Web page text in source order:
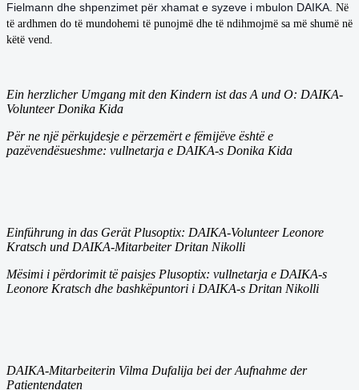
Fielmann dhe shpenzimet për xhamat e syzeve i mbulon DAIKA. Në
të ardhmen do të mundohemi të punojmë dhe të ndihmojmë sa më shumë në
këtë vend.
Ein herzlicher Umgang mit den Kindern ist das A und O: DAIKA-
Volunteer Donika Kida
Për ne një përkujdesje e përzemërt e fëmijëve është e
pazëvendësueshme: vullnetarja e DAIKA-s Donika Kida
Einführung in das Gerät Plusoptix: DAIKA-Volunteer Leonore
Kratsch und DAIKA-Mitarbeiter Dritan Nikolli
Mësimi i përdorimit të paisjes Plusoptix: vullnetarja e DAIKA-s
Leonore Kratsch dhe bashkëpuntori i DAIKA-s Dritan Nikolli
DAIKA-Mitarbeiterin Vilma Dufalija bei der Aufnahme der
Patientendaten